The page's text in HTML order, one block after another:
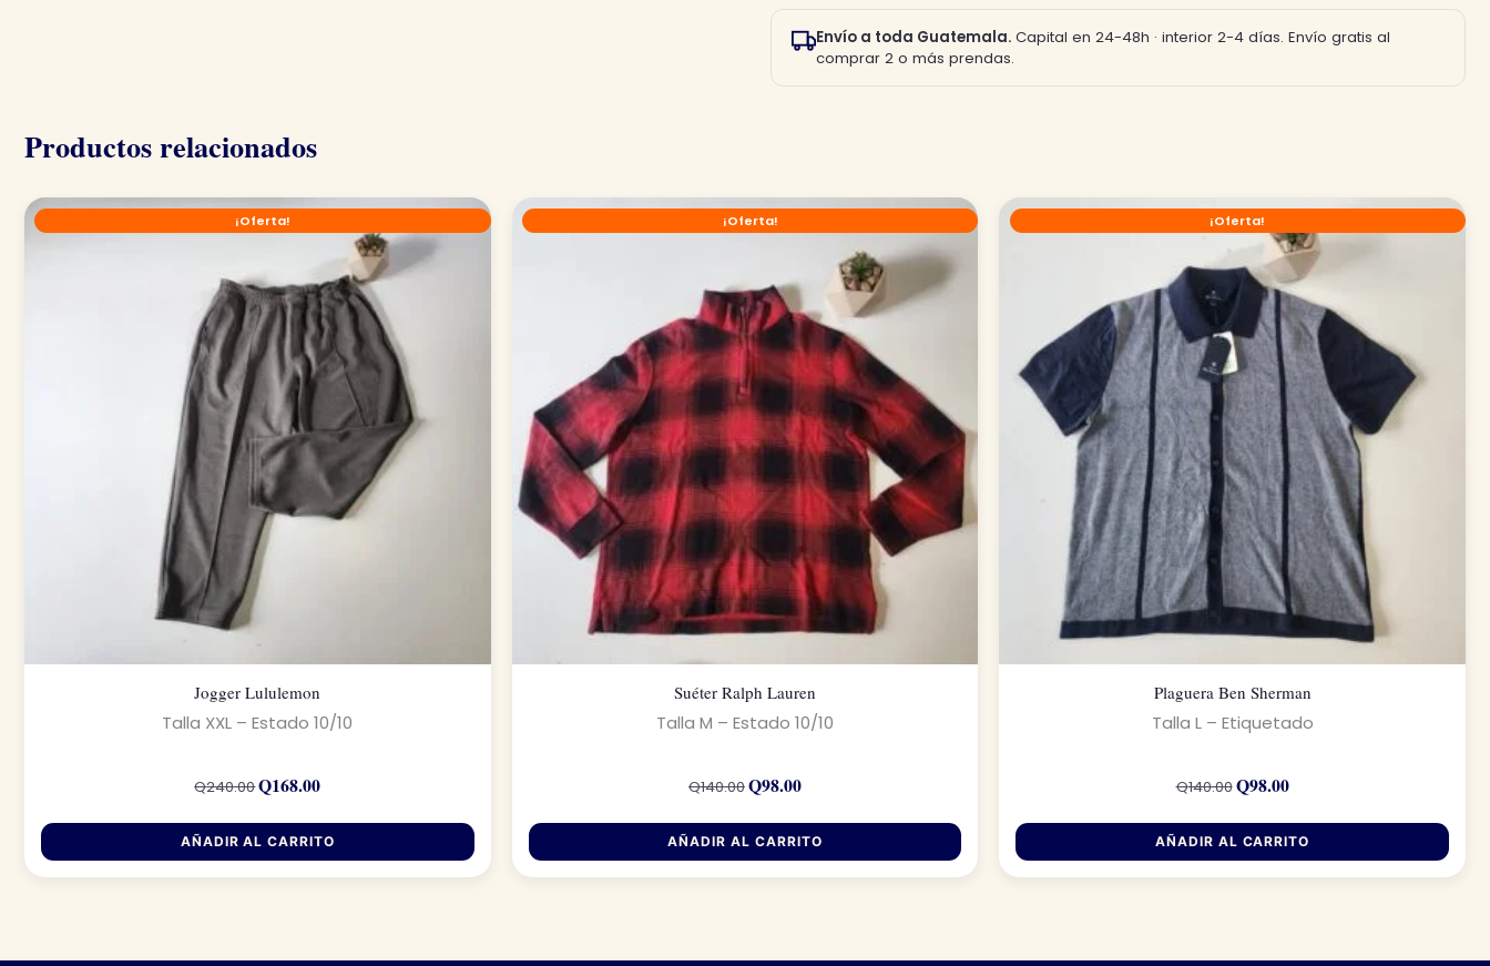
Envío a toda Guatemala. Capital en 24-48h · interior 2-4 días. Envío gratis al
comprar 2 o más prendas.
Productos relacionados
¡Oferta!
Jogger Lululemon
Talla XXL – Estado 10/10
Q240.00precio
original
era:
Q240.00.
Q168.00precio
es:
Q168.00.
AÑADIR AL CARRITO
¡Oferta!
Suéter Ralph Lauren
Talla M – Estado 10/10
Q140.00precio
original
era:
Q140.00.
Q98.00precio
es:
Q98.00.
AÑADIR AL CARRITO
¡Oferta!
Plaguera Ben Sherman
Talla L – Etiquetado
Q140.00precio
original
era:
Q140.00.
Q98.00precio
es:
Q98.00.
AÑADIR AL CARRITO